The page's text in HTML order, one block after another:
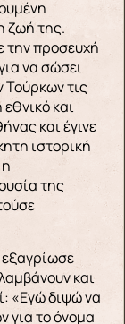
ζωή της.
την προσευχή
να σώσει
Τούρκων τις
και
και έγινε
ιστορική
της
και
«Εγώ διψώ να
για το όνομα